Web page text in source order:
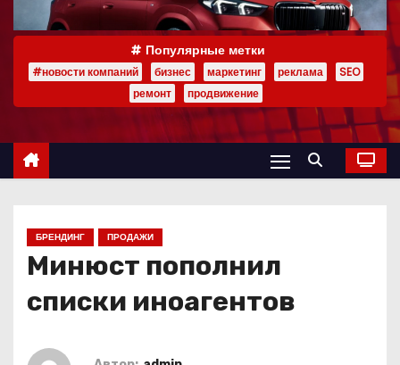
р
Популярные метки
#новости компаний бизнес маркетинг реклама
SEO
ремонт
продвижение
БРЕНДИНГ ПРОДАЖИ
Минюст пополнил
списки иноагентов